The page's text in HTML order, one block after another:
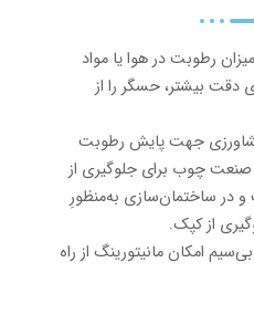
رطوبت در هوا یا مواد
دقت بیشتر، حسگر را از
کشاورزی جهت پایش رطوبت
چوب برای جلوگیری از
در ساختمان‌سازی به‌منظورِ
از کپک.
امکان مانیتورینگ از راه